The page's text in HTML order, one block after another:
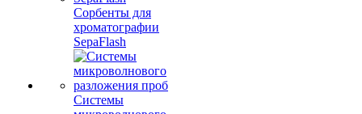
Сорбенты для
хроматографии
SepaFlash
Системы